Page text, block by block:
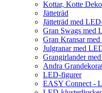
Kottar, Kotte
Jätteträd
Jätteträd med
Gran Swags med
Gran Kransar
Julgranar med
Grangirlander
Andra
LED-figurer
EASY Connect -